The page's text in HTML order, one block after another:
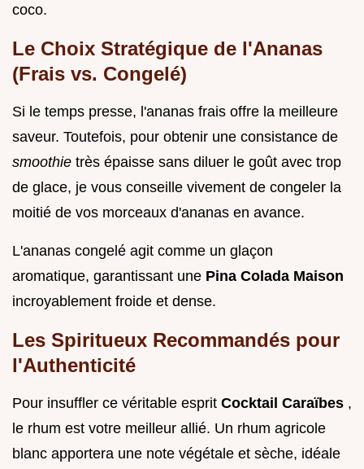
coco.
Le Choix Stratégique de l'Ananas
(Frais vs. Congelé)
Si le temps presse, l'ananas frais offre la meilleure
saveur. Toutefois, pour obtenir une consistance de
smoothie très épaisse sans diluer le goût avec trop
de glace, je vous conseille vivement de congeler la
moitié de vos morceaux d'ananas en avance.
L'ananas congelé agit comme un glaçon
aromatique, garantissant une Pina Colada Maison
incroyablement froide et dense.
Les Spiritueux Recommandés pour
l'Authenticité
Pour insuffler ce véritable esprit Cocktail Caraïbes ,
le rhum est votre meilleur allié. Un rhum agricole
blanc apportera une note végétale et sèche, idéale